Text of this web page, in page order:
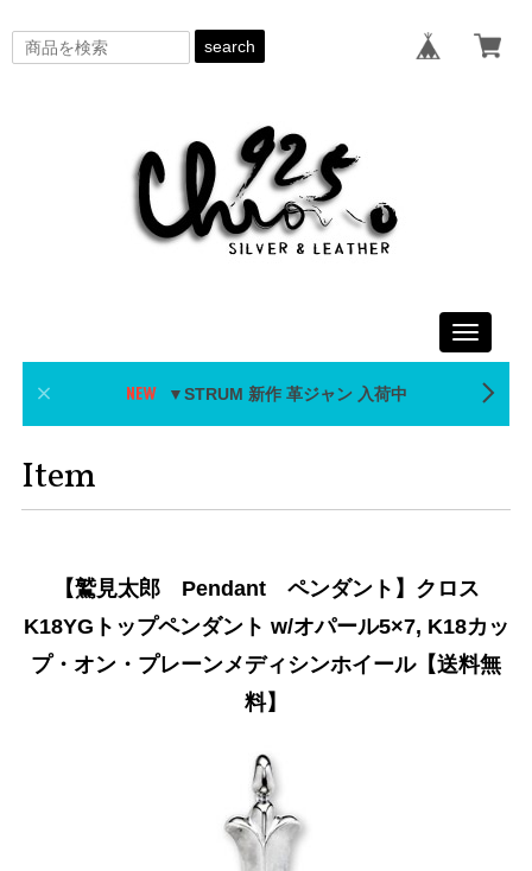
search
Toggle
▼STRUM 新作 革ジャン 入荷中
Item
【鷲見太郎 Pendant ペンダント】クロス
K18YGトップペンダント w/オパール5×7, K18カッ
プ・オン・プレーンメディシンホイール【送料無
料】